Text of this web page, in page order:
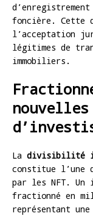
foncière. Cette
l’acceptation
légitimes de
immobiliers.
La divisibilité
constitue l’une
par les NFT. Un
fractionné en
représentant